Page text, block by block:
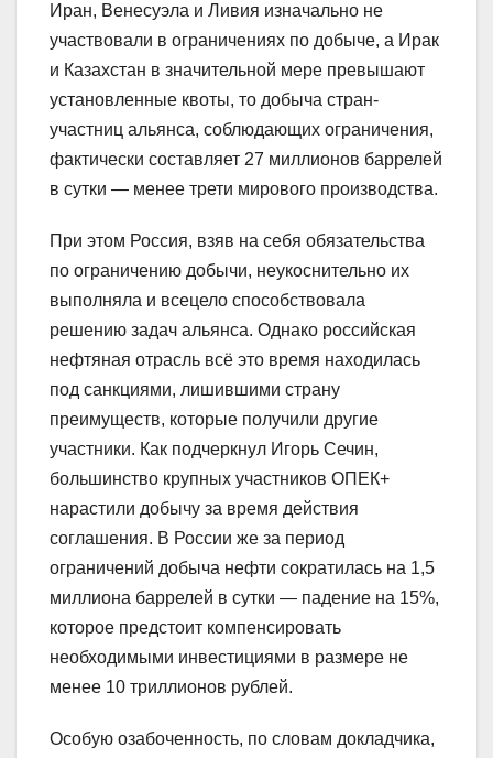
Иран, Венесуэла и Ливия изначально не
участвовали в ограничениях по добыче, а Ирак
и Казахстан в значительной мере превышают
установленные квоты, то добыча стран-
участниц альянса, соблюдающих ограничения,
фактически составляет 27 миллионов баррелей
в сутки — менее трети мирового производства.
При этом Россия, взяв на себя обязательства
по ограничению добычи, неукоснительно их
выполняла и всецело способствовала
решению задач альянса. Однако российская
нефтяная отрасль всё это время находилась
под санкциями, лишившими страну
преимуществ, которые получили другие
участники. Как подчеркнул Игорь Сечин,
большинство крупных участников ОПЕК+
нарастили добычу за время действия
соглашения. В России же за период
ограничений добыча нефти сократилась на 1,5
миллиона баррелей в сутки — падение на 15%,
которое предстоит компенсировать
необходимыми инвестициями в размере не
менее 10 триллионов рублей.
Особую озабоченность, по словам докладчика,